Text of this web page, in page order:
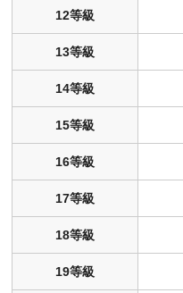
12等級
13等級
14等級
15等級
16等級
17等級
18等級
19等級